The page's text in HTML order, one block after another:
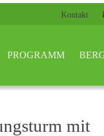
Kontakt
PROGRAMM
mit